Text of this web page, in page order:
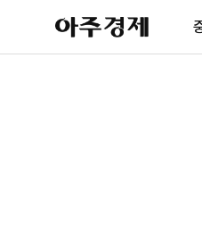
아
주
제